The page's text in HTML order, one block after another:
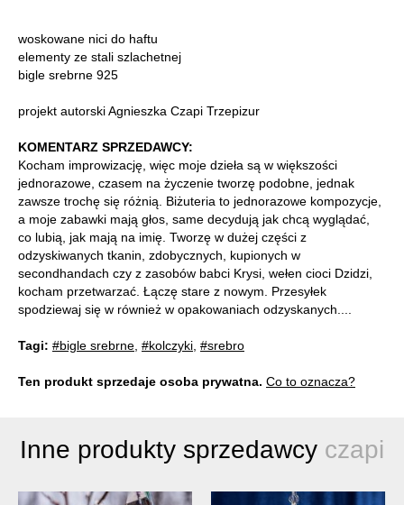
woskowane nici do haftu
elementy ze stali szlachetnej
bigle srebrne 925
projekt autorski Agnieszka Czapi Trzepizur
KOMENTARZ SPRZEDAWCY:
Kocham improwizację, więc moje dzieła są w większości
jednorazowe, czasem na życzenie tworzę podobne, jednak
zawsze trochę się różnią. Biżuteria to jednorazowe kompozycje,
a moje zabawki mają głos, same decydują jak chcą wyglądać,
co lubią, jak mają na imię. Tworzę w dużej części z
odzyskiwanych tkanin, zdobycznych, kupionych w
secondhandach czy z zasobów babci Krysi, wełen cioci Dzidzi,
kocham przetwarzać. Łączę stare z nowym. Przesyłek
spodziewaj się w również w opakowaniach odzyskanych....
Tagi: #bigle srebrne, #kolczyki, #srebro
Ten produkt sprzedaje osoba prywatna. Co to oznacza?
Inne produkty sprzedawcy czapi